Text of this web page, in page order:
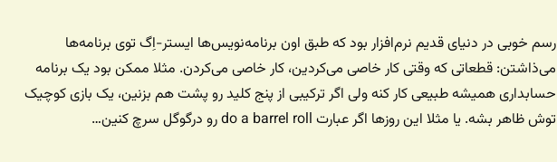
رسم خوبی در دنیای قدیم نرم‌افزار بود که طبق اون برنامه‌نویس‌ها ایستر-اِگ توی برنامه‌ها
می‌ذاشتن: قطعاتی که وقتی کار خاصی می‌کردین، کار خاصی می‌کردن. مثلا ممکن بود یک برنامه
حسابداری همیشه طبیعی کار کنه ولی اگر ترکیبی از پنج کلید رو پشت هم بزنین، یک بازی کوچیک
توش ظاهر بشه. یا مثلا این روزها اگر عبارت do a barrel roll رو درگوگل سرچ کنین…